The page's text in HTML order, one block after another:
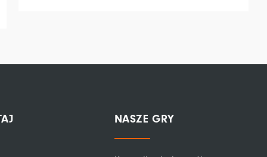
NASZE GRY